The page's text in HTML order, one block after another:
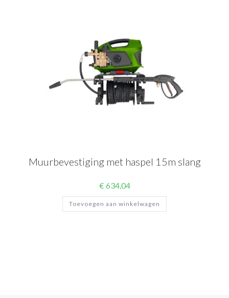
Muurbevestiging met haspel 15m slang
€634,04
Toevoegen aan winkelwagen